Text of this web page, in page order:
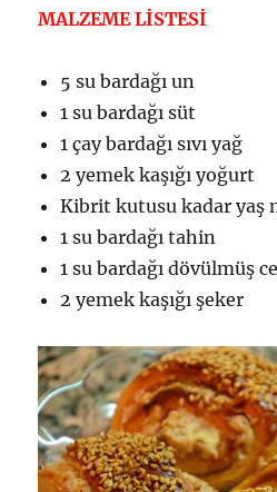
MALZEME LİSTESİ
5 su bardağı un
1 su bardağı süt
1 çay bardağı sıvı yağ
2 yemek kaşığı yoğurt
Kibrit kutusu kadar yaş
1 su bardağı tahin
1 su bardağı dövülmüş
2 yemek kaşığı şeker